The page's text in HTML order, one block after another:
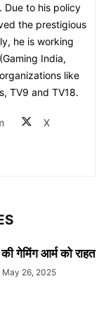
Due to his policy
the prestigious
he is working
India,
like
TV9 and TV18.
X
गेमिंग आर्म को राहत
May 26, 2025